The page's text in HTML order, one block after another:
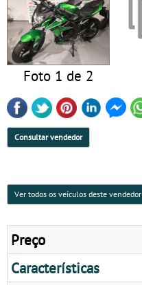
Foto 1 de 2
Consultar vendedor
Ver todos os veículos deste vendedor
Preço
Características